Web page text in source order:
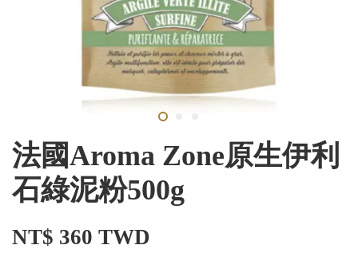
法國Aroma Zone原生伊利
石綠泥粉500g
NT$ 360 TWD